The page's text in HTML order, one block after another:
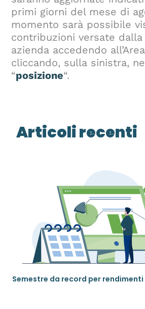
primi giorni del mese di
momento sarà possibile
contribuzioni versate
azienda accedendo
cliccando, sulla sinistra,
“posizione“.
Articoli recenti
Semestre da record per rendimenti